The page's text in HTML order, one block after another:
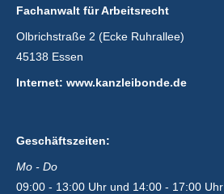
Fachanwalt für Arbeitsrecht
Olbrichstraße 2 (Ecke Ruhrallee)
45138 Essen
Internet: www.kanzleibonde.de
Geschäftszeiten:
Mo - Do
09:00 - 13:00 Uhr und 14:00 - 17:00 Uhr